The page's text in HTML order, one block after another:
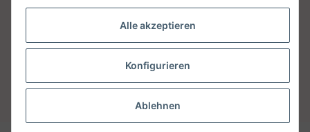
Vertrag widerrufen
* Alle Preise inkl. gesetzlicher USt., zzgl.
Alle akzeptieren
Konfigurieren
Ablehnen